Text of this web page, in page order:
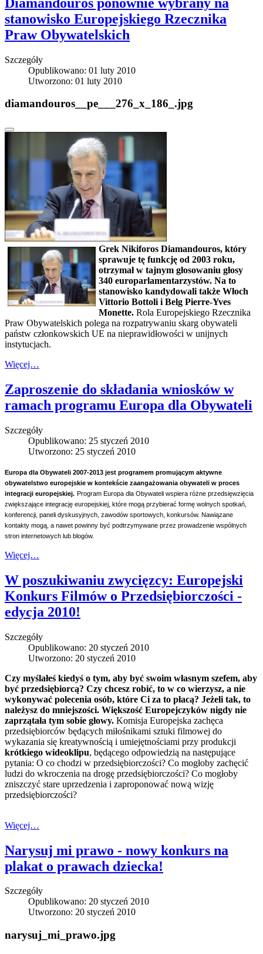
stanowisko Europejskiego Rzecznika
Praw Obywatelskich
Szczegóły
Opublikowano: 01 luty 2010
Utworzono: 01 luty 2010
diamandouros__pe___276_x_186_.jpg
Grek Nikiforos Diamandouros, który
sprawuje tę funkcję od 2003 roku,
otrzymał w tajnym głosowaniu głosy
340 europarlamentarzystów. Na to
stanowisko kandydowali także Włoch
Vittorio Bottoli i Belg Pierre-Yves
Monette. Rola Europejskiego Rzecznika
Praw Obywatelskich polega na rozpatrywaniu skarg obywateli
państw członkowskich UE na nieprawidłowości w unijnych
instytucjach.
Więcej…
Zaproszenie do składania wniosków w
ramach programu Europa dla Obywateli
Szczegóły
Opublikowano: 25 styczeń 2010
Utworzono: 25 styczeń 2010
Europa dla Obywateli 2007-2013 jest programem promującym aktywne
obywatelstwo europejskie w kontekście zaangażowania obywateli w proces
integracji europejskiej. Program Europa dla Obywateli wspiera różne przedsięwzięcia
zwiększające integrację europejskiej, które mogą przybierać formę wolnych spotkań,
konferencji, paneli dyskusyjnych, zawodów sportowych, konkursów. Nawiązane
kontakty mogą, a nawet powinny być podtrzymywane przez prowadzenie wspólnych
stron internetowych lub blogów.
Więcej…
W poszukiwaniu zwycięzcy: Europejski
Konkurs Filmów o Przedsiębiorczości -
edycja 2010!
Szczegóły
Opublikowano: 20 styczeń 2010
Utworzono: 20 styczeń 2010
Czy myślałeś kiedyś o tym, aby być swoim własnym szefem, aby
być przedsiębiorcą? Czy chcesz robić, to w co wierzysz, a nie
wykonywać polecenia osób, które Ci za to płacą? Jeżeli tak, to
należysz do mniejszości. Większość Europejczyków nigdy nie
zaprzątała tym sobie głowy. Komisja Europejska zachęca
przedsiębiorców będących miłośnikami sztuki filmowej do
wykazania się kreatywnością i umiejętnościami przy produkcji
krótkiego wideoklipu, będącego odpowiedzią na następujące
pytania: O co chodzi w przedsiębiorczości? Co mogłoby zachęcić
ludzi do wkroczenia na drogę przedsiębiorczości? Co mogłoby
zniszczyć stare uprzedzenia i zaproponować nową wizję
przedsiębiorczości?
Więcej…
Narysuj mi prawo - nowy konkurs na
plakat o prawach dziecka!
Szczegóły
Opublikowano: 20 styczeń 2010
Utworzono: 20 styczeń 2010
narysuj_mi_prawo.jpg